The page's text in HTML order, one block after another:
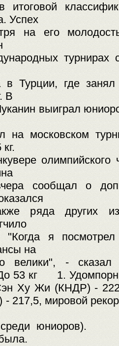
итоговой
Успех
на его
в Турции, где
В
выиграл
на московском
сообщал о
ряда других
"Когда я
на
велики", -
кг 1. Удомпорн
Ху Жи (КНДР) -
217,5, мировой
среди юниоров).